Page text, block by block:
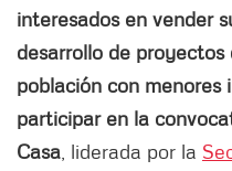
interesados en vender
desarrollo de
población con menores
participar en la
Casa , liderada por la